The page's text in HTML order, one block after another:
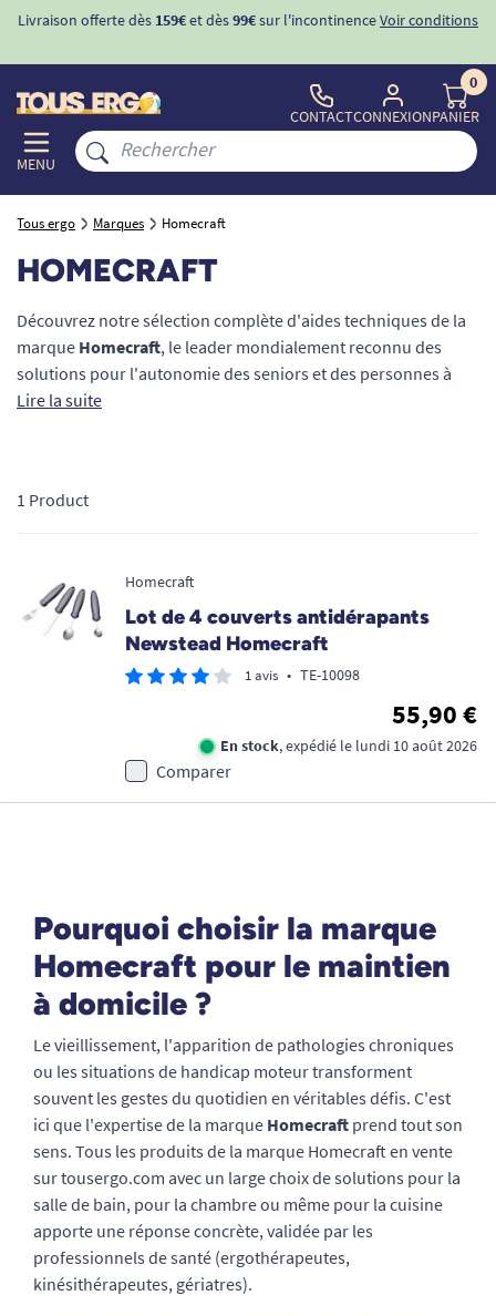
Livraison offerte dès 159€et dès99€sur l'incontinenceVoir conditions
MENU
CONTACTCONNEXION
0
PANIER
Tous ergo Marques Homecraft
HOMECRAFT
Découvrez notre sélection complète d'aides techniques de la
marque Homecraft, le leader mondialement reconnu des
solutions pour l'autonomie des seniors et des personnes à
mobilité réduite (PMR). Que vous recherchiez des
du matériel médical fiable et durable. L'objectif premier de
domicile en toute sécurité.
Lire la suite
1 Product
Homecraft
Lot de 4 couverts antidérapants
Newstead Homecraft
1 avis • TE-10098
55,90 €
En stock, expédié le lundi 10 août 2026
Comparer
Pourquoi choisir la marque
Homecraft pour le maintien
à domicile ?
Le vieillissement, l'apparition de pathologies chroniques
ou les situations de handicap moteur transforment
souvent les gestes du quotidien en véritables défis. C'est
ici que l'expertise de la marque Homecraft prend tout son
sens. Tous les produits de la marque Homecraft en vente
sur tousergo.com avec un large choix de solutions pour la
salle de bain, pour la chambre ou même pour la cuisine
apporte une réponse concrète, validée par les
professionnels de santé (ergothérapeutes,
kinésithérapeutes, gériatres).